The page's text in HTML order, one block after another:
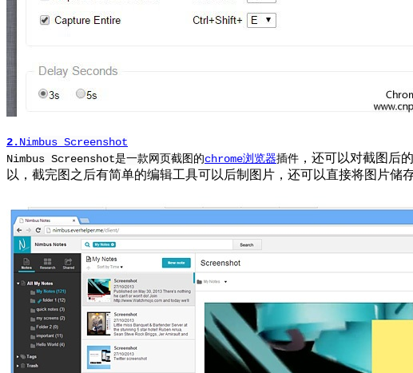
2.Nimbus Screenshot
Nimbus Screenshot是一款网页截图的chrome浏览器插件 ，还可以对截图后
以，截完图之后有简单的编辑工具可以后制图片，还可以直接将图